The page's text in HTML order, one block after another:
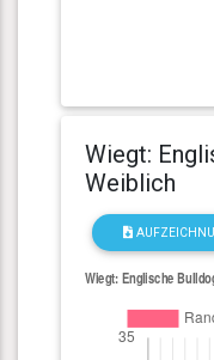
Wiegt:
Weiblich